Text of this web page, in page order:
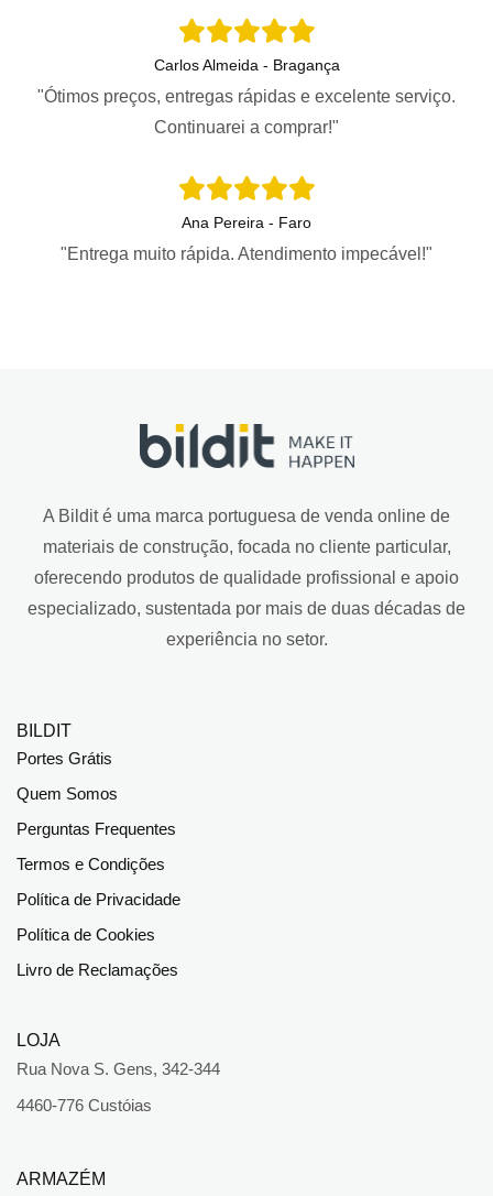
Carlos Almeida - Bragança
"Ótimos preços, entregas rápidas e excelente serviço.
Continuarei a comprar!"
Ana Pereira - Faro
"Entrega muito rápida. Atendimento impecável!"
A Bildit é uma marca portuguesa de venda online de
materiais de construção, focada no cliente particular,
oferecendo produtos de qualidade profissional e apoio
especializado, sustentada por mais de duas décadas de
experiência no setor.
BILDIT
Portes Grátis
Quem Somos
Perguntas Frequentes
Termos e Condições
Política de Privacidade
Política de Cookies
Livro de Reclamações
LOJA
Rua Nova S. Gens, 342-344
4460-776 Custóias
ARMAZÉM